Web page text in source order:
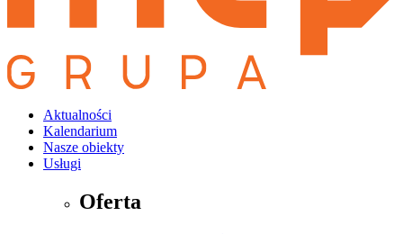
Aktualności
Kalendarium
Nasze obiekty
Usługi
Oferta